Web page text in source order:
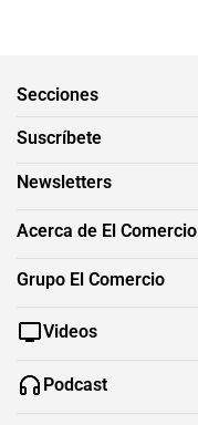
Secciones
Suscríbete
Newsletters
Acerca de El Comercio
Grupo El Comercio
Videos
Podcast